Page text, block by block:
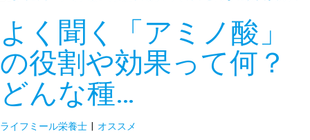
よく聞く「アミノ酸」
の役割や効果って何？
どんな種…
ライフミール栄養士 | オススメ